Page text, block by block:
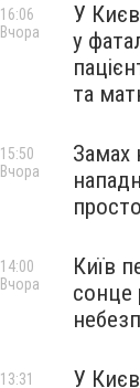
У
у
та
16:06
Вчора
Замах
15:50
Вчора
Київ
сонце
14:00
Вчора
У
13:31